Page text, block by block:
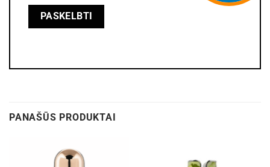
PANAŠŪS PRODUKTAI